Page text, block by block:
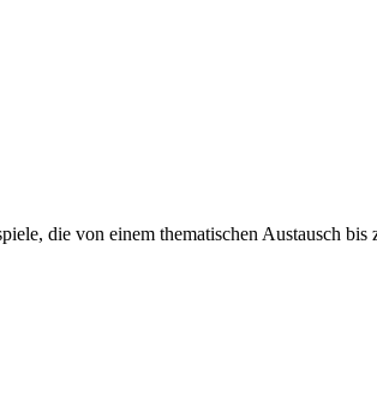
die von einem thematischen Austausch bis